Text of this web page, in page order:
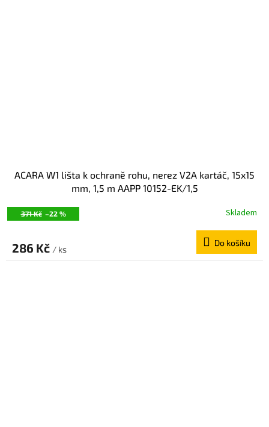
371 Kč –22 %
ACARA W1 lišta k ochraně rohu, nerez V2A kartáč, 15x15
mm, 1,5 m AAPP 10152-EK/1,5
Skladem
286 Kč / ks
Do košíku